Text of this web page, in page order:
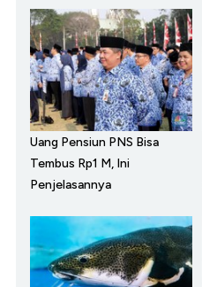
Uang Pensiun PNS Bisa
Tembus Rp1 M, Ini
Penjelasannya